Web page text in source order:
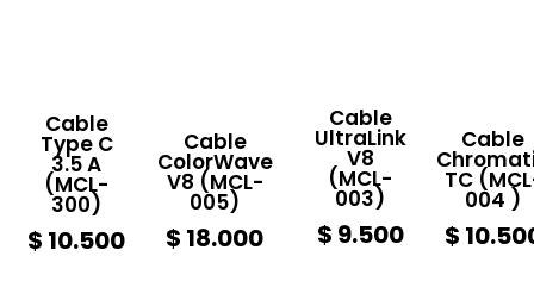
Cable
Type C
3.5 A
(MCL-
300)
$ 10.500
Cable
ColorWave
V8 (MCL-
005)
$ 18.000
Cable
UltraLink
V8
(MCL-
003)
$ 9.500
Cable
TC
004 )
$